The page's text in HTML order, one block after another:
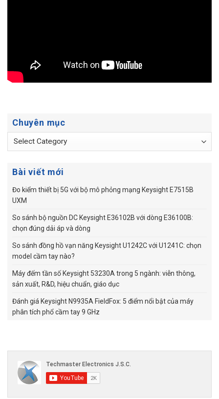
Chuyên mục
Chuyên
Bài viết mới
Đo kiểm thiết bị 5G với bộ mô phỏng mạng Keysight E7515B
UXM
So sánh bộ nguồn DC Keysight E36102B với dòng E36100B:
chọn đúng dải áp và dòng
So sánh đồng hồ vạn năng Keysight U1242C với U1241C: chọn
model cầm tay nào?
Máy đếm tần số Keysight 53230A trong 5 ngành: viễn thông,
sản xuất, R&D, hiệu chuẩn, giáo dục
Đánh giá Keysight N9935A FieldFox: 5 điểm nổi bật của máy
phân tích phổ cầm tay 9 GHz